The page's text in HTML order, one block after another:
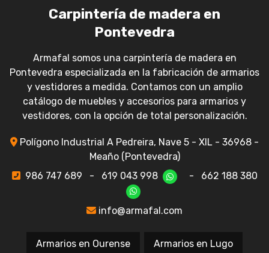
Carpintería de madera en
Pontevedra
Armafal somos una carpintería de madera en
Pontevedra especializada en la fabricación de armarios
y vestidores a medida. Contamos con un amplio
catálogo de muebles y accesorios para armarios y
vestidores, con la opción de total personalización.
Polígono Industrial A Pedreira, Nave 5 - XIL - 36968 -
Meaño (Pontevedra)
986 747 689
- 619 043 998 - 662 188 380
info@armafal.com
Armarios en Ourense Armarios en Lugo